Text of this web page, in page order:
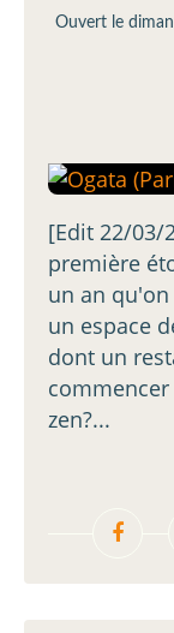
Ouvert le
[Edit 22/03/
première
un an
un espace
dont un
zen?...